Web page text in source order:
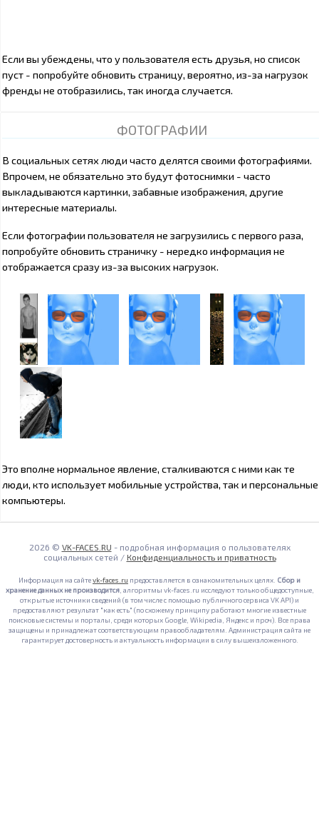
Если вы убеждены, что у пользователя есть друзья, но список
пуст - попробуйте обновить страницу, вероятно, из-за нагрузок
френды не отобразились, так иногда случается.
ФОТОГРАФИИ
В социальных сетях люди часто делятся своими фотографиями.
Впрочем, не обязательно это будут фотоснимки - часто
выкладываются картинки, забавные изображения, другие
интересные материалы.
Если фотографии пользователя не загрузились с первого раза,
попробуйте обновить страничку - нередко информация не
отображается сразу из-за высоких нагрузок.
Это вполне нормальное явление, сталкиваются с ними как те
люди, кто использует мобильные устройства, так и персональные
компьютеры.
2026 © VK-FACES.RU - подробная информация о пользователях
социальных сетей / Конфиденциальность и приватность
Информация на сайтеvk-faces.ru предоставляется в ознакомительных целях. Сбор и
хранение данных не производится, алгоритмы vk-faces.ru исследуют только общедоступные,
открытые источники сведений (в том числе с помощью публичного сервиса VK API) и
предоставляют результат "как есть" (по схожему принципу работают многие известные
поисковые системы и порталы, среди которых Google, Wikipedia, Яндекс и проч). Все права
защищены и принадлежат соответствующим правообладателям. Администрация сайта не
гарантирует достоверность и актуальность информации в силу вышеизложенного.